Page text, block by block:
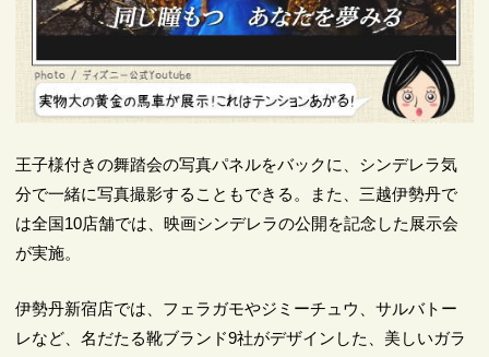
王子様付きの舞踏会の写真パネルをバックに、シンデレラ気
分で一緒に写真撮影することもできる。また、三越伊勢丹で
は全国10店舗では、映画シンデレラの公開を記念した展示会
が実施。
伊勢丹新宿店では、フェラガモやジミーチュウ、サルバトー
レなど、名だたる靴ブランド9社がデザインした、美しいガラ